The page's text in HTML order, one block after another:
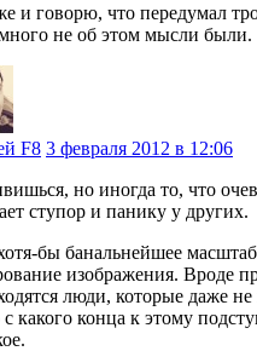
и говорю, что передумал
не об этом мысли были.
F8 3 февраля 2012 в 12:06
но иногда то, что
ступор и панику у других.
бы банальнейшее
изображения. Вроде
люди, которые даже
с какого конца к этому